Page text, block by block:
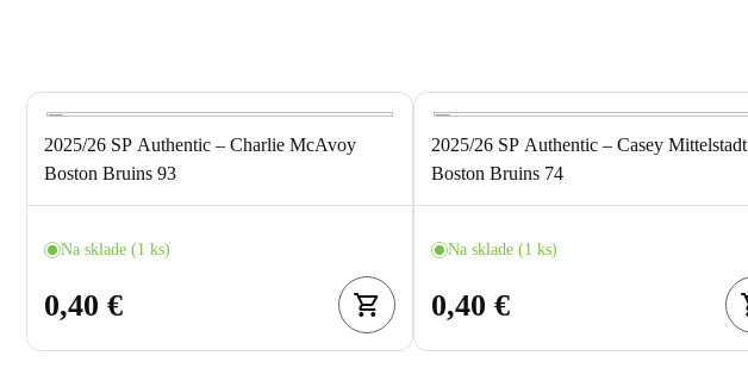
2025/26 SP Authentic – Charlie McAvoy
Boston Bruins 93
Na sklade (1 ks)
0,40 €
2025/26 SP Authentic – Casey Mittelstadt
Boston Bruins 74
Na sklade (1 ks)
0,40 €